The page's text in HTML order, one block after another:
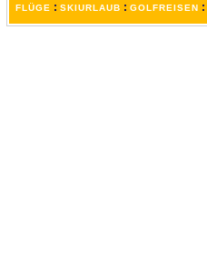
FLÜGE : SKIURLAUB : GOLFREISEN :